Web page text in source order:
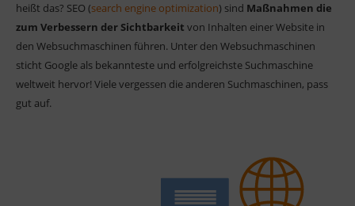
heißt das? SEO (search engine optimization) sind Maßnahmen die
zum Verbessern der Sichtbarkeit von Inhalten einer Website in
den Websuchmaschinen führen. Unter den Websuchmaschinen
sticht Google als bekannteste und erfolgreichste Suchmaschine
weltweit hervor! Viele vergessen die anderen Suchmaschinen, pass
gut auf.